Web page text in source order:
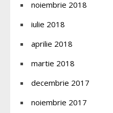
noiembrie 2018
iulie 2018
aprilie 2018
martie 2018
decembrie 2017
noiembrie 2017